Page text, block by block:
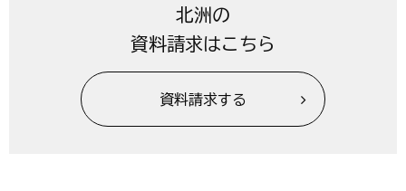
北洲の
資料請求はこちら
資料請求する